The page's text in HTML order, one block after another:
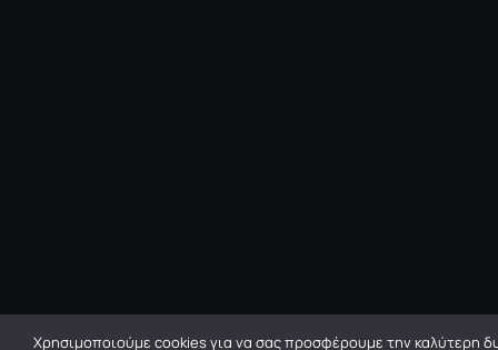
Χρησιμοποιούμε cookies για να σας προσφέρουμε την καλύτερη